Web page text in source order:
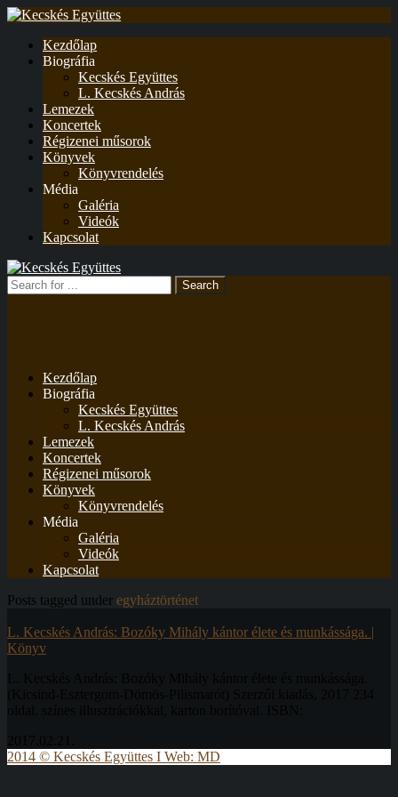
Kezdőlap
Biográfia
Kecskés Együttes
L. Kecskés András
Lemezek
Koncertek
Régizenei műsorok
Könyvek
Könyvrendelés
Média
Galéria
Videók
Kapcsolat
Kezdőlap
Biográfia
Kecskés Együttes
L. Kecskés András
Lemezek
Koncertek
Régizenei műsorok
Könyvek
Könyvrendelés
Média
Galéria
Videók
Kapcsolat
Posts tagged under egyháztörténet
L. Kecskés András: Bozóky Mihály kántor élete és munkássága. |
Könyv
2014 © Kecskés Együttes I Web: MD